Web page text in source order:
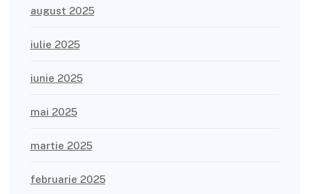
august 2025
iulie 2025
iunie 2025
mai 2025
martie 2025
februarie 2025